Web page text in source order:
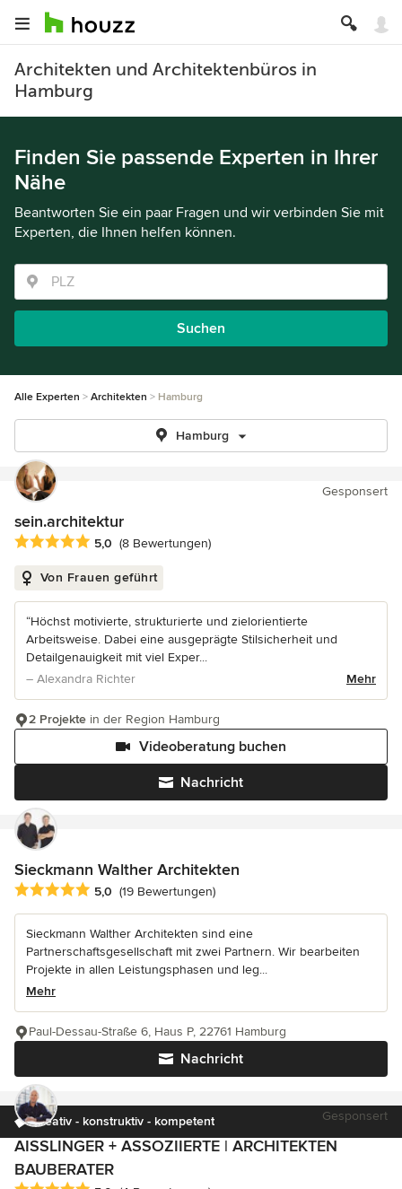
Architekten und Architektenbüros in
Hamburg
Finden Sie passende Experten in Ihrer
Nähe
Beantworten Sie ein paar Fragen und wir verbinden Sie mit
Experten, die Ihnen helfen können.
Suchen
Alle Experten Architekten Hamburg
Hamburg
Gesponsert
sein.architektur
Durchschnittliche Bewertung: 5 von 5 Sternen
5,0 (8 Bewertungen)
Von Frauen geführt
“Höchst motivierte, strukturierte und zielorientierte
Arbeitsweise. Dabei eine ausgeprägte Stilsicherheit und
Detailgenauigkeit mit viel Exper...
– Alexandra Richter
Mehr
Nachricht
Videoberatung buchen
2 Projekte in der Region Hamburg
Sieckmann Walther Architekten
Durchschnittliche Bewertung: 5 von 5 Sternen
5,0 (19 Bewertungen)
Sieckmann Walther Architekten sind eine
Partnerschaftsgesellschaft mit zwei Partnern. Wir bearbeiten
Projekte in allen Leistungsphasen und leg...
Mehr
Nachricht
Paul-Dessau-Straße 6, Haus P, 22761 Hamburg
kreativ - konstruktiv - kompetent Gesponsert
AISSLINGER + ASSOZIIERTE | ARCHITEKTEN
BAUBERATER